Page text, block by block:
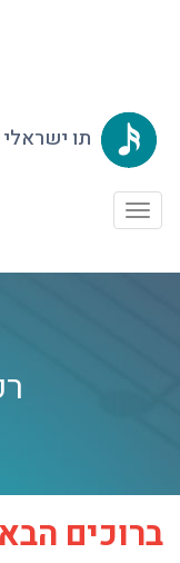
תו ישראלי
Toggle
ברוכים